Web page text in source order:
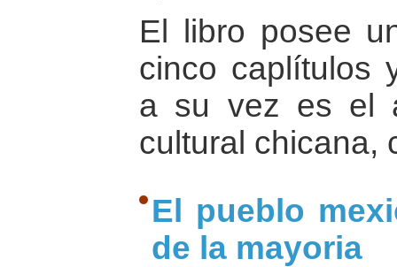
El libro posee
cinco caplítulos
a su vez es el
cultural chicana,
El pueblo
de la mayoria